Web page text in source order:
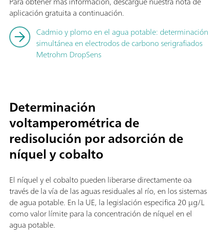
aplicación gratuita a continuación.
Cadmio y plomo en el agua potable: determinación
simultánea en electrodos de carbono serigrafiados
Metrohm DropSens
Determinación
voltamperométrica de
redisolución por adsorción de
níquel y cobalto
El níquel y el cobalto pueden liberarse directamente oa
través de la vía de las aguas residuales al río, en los sistemas
de agua potable. En la UE, la legislación especifica 20 µg/L
como valor límite para la concentración de níquel en el
agua potable.